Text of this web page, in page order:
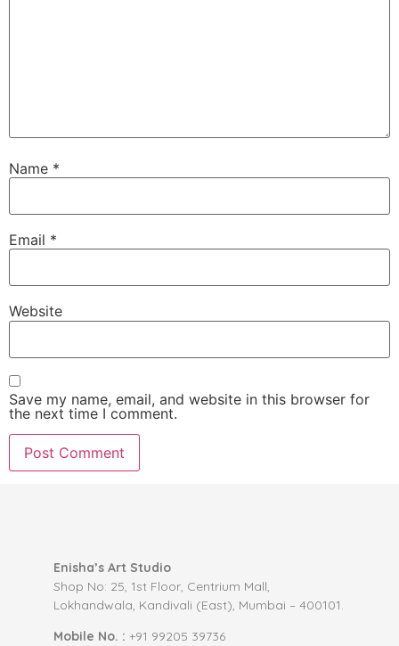
Name *
Email *
Website
Save my name, email, and website in this browser for
the next time I comment.
Enisha’s Art Studio
Shop No: 25, 1st Floor, Centrium Mall,
Lokhandwala, Kandivali (East), Mumbai – 400101.
Mobile No. : +91 99205 39736